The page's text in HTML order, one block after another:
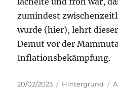
zumindest
wurde (hier), lehrt
Demut vor der
Inflationsbekämpfung.
Veröffentlicht
20/02/2023 Kategorien
Hintergrund